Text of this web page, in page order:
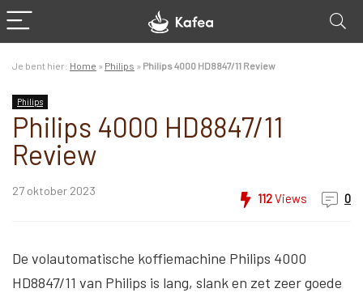
Je bent hier: Home » Philips » Philips 4000 HD8847/11 Review
Philips
Philips 4000 HD8847/11
Review
27 oktober 2023
112Views 0
De volautomatische koffiemachine Philips 4000
HD8847/11 van Philips is lang, slank en zet zeer goede